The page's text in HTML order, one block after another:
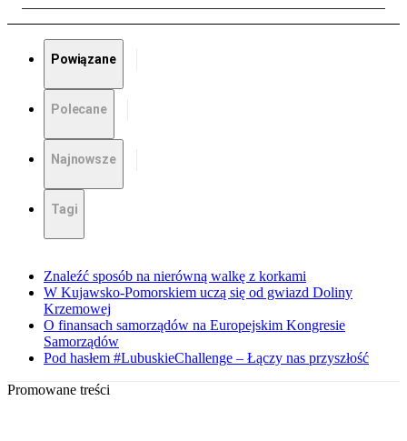
Powiązane
Polecane
Najnowsze
Tagi
Znaleźć sposób na nierówną walkę z korkami
W Kujawsko-Pomorskiem uczą się od gwiazd Doliny
Krzemowej
O finansach samorządów na Europejskim Kongresie
Samorządów
Pod hasłem #LubuskieChallenge – Łączy nas przyszłość
Promowane treści